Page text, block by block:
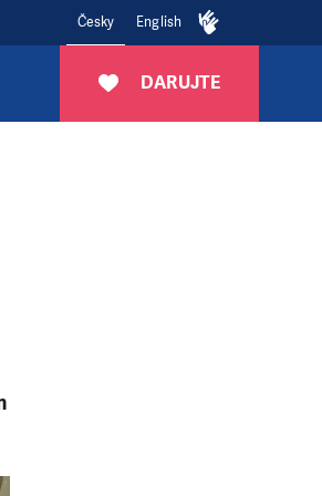
Česky English
DARUJTE